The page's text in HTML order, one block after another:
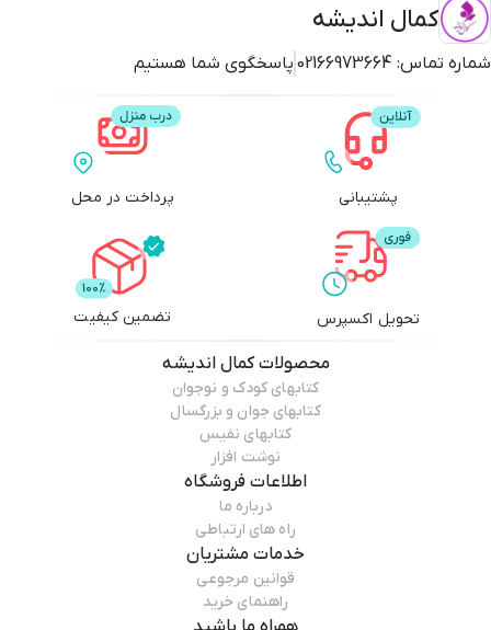
کمال اندیشه
شماره تماس: 02166973664 پاسخگوی شما هستیم
پشتیبانی پرداخت در محل
تحویل اکسپرس تضمین کیفیت
محصولاتکمال اندیشه
کتابهای کودک و نوجوان
کتابهای جوان و بزرگسال
کتابهای نفیس
نوشت افزار
اطلاعات فروشگاه
درباره ما
راه های ارتباطی
خدمات مشتریان
قوانین مرجوعی
راهنمای خرید